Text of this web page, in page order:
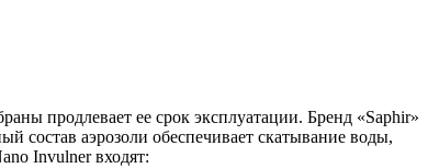
продлевает ее срок эксплуатации. Бренд «Saphir»
состав аэрозоли обеспечивает скатывание воды,
Invulner входят: